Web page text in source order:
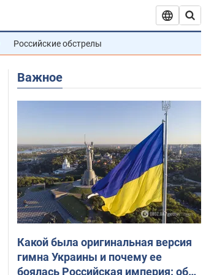
Российские обстрелы
Важное
Какой была оригинальная версия
гимна Украины и почему ее
боялась Российская империя: об